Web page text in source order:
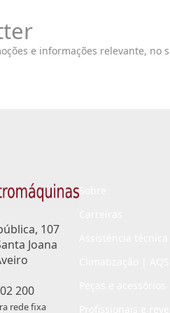
e informações relevante, no
107
Joana
200
rede fixa